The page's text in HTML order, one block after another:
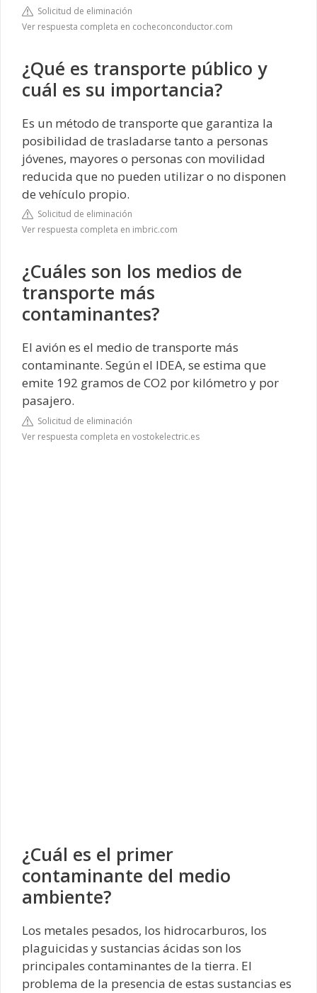
Solicitud de eliminación
Ver respuesta completa en cocheconconductor.com
¿Qué es transporte público y
cuál es su importancia?
Es un método de transporte que garantiza la
posibilidad de trasladarse tanto a personas
jóvenes, mayores o personas con movilidad
reducida que no pueden utilizar o no disponen
de vehículo propio.
Solicitud de eliminación
Ver respuesta completa en imbric.com
¿Cuáles son los medios de
transporte más
contaminantes?
El avión es el medio de transporte más
contaminante. Según el IDEA, se estima que
emite 192 gramos de CO2 por kilómetro y por
pasajero.
Solicitud de eliminación
Ver respuesta completa en vostokelectric.es
¿Cuál es el primer
contaminante del medio
ambiente?
Los metales pesados, los hidrocarburos, los
plaguicidas y sustancias ácidas son los
principales contaminantes de la tierra. El
problema de la presencia de estas sustancias es